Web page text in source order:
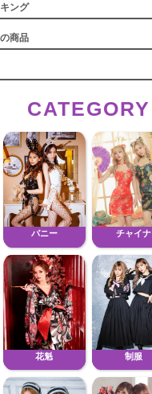
ング
商品
CATEGORY
バニー チャイナ
花魁 制服